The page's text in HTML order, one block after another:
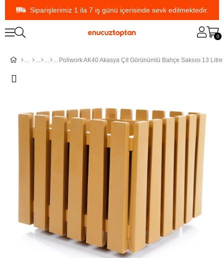
Siparişlerimiz 1 ila 7 iş günü içerisinde sevk edilmektedir.
0